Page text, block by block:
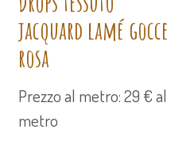
jacquard lamé gocce
rosa
Prezzo al metro: 29 € al
metro